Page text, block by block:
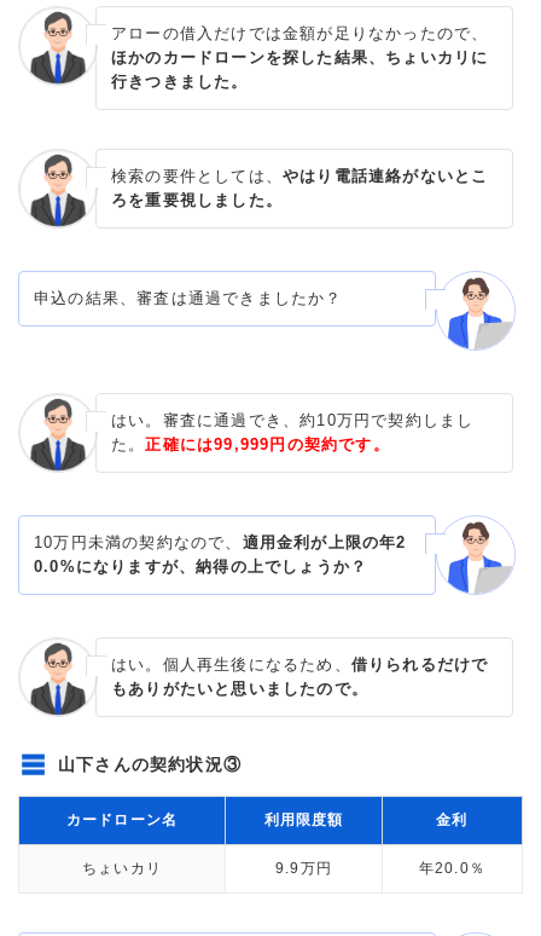
アローの借入だけでは金額が足りなかったので、
ほかのカードローンを探した結果、ちょいカリに
行きつきました。
検索の要件としては、 やはり電話連絡がないとこ
ろを重要視しました。
申込の結果、審査は通過できましたか？
はい。審査に通過でき、約10万円で契約しまし
た。正確には99,999円の契約です。
10万円未満の契約なので、 適用金利が上限の年2
0.0%になりますが、納得の上でしょうか？
はい。個人再生後になるため、 借りられるだけで
もありがたいと思いましたので。
山下さんの契約状況③
カードローン名 利用限度額 金利
ちょいカリ 9.9万円 年20.0％